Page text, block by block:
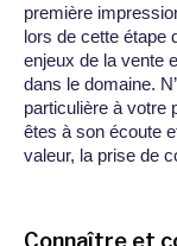
première
lors de cette étape
enjeux de la vente
dans le domaine.
particulière à votre
êtes à son écoute
valeur, la prise de
Connaître et